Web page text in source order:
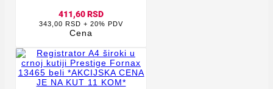
411,60 RSD
343,00 RSD + 20% PDV
Cena